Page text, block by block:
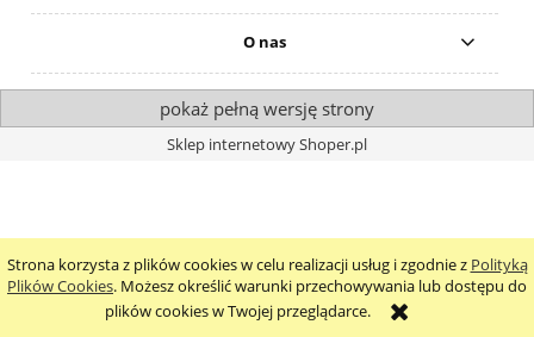
Strona korzysta z plików cookies w celu realizacji usług i zgodnie z Polityką
Plików Cookies. Możesz określić warunki przechowywania lub dostępu do
plików cookies w Twojej przeglądarce.
O nas
pokaż pełną wersję strony
Sklep internetowy Shoper.pl